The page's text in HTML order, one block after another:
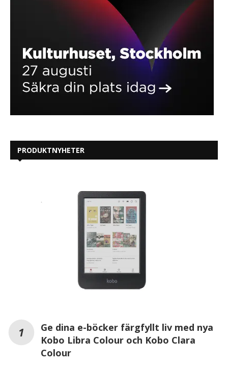
PRODUKTNYHETER
Ge dina e-böcker färgfyllt liv med nya
Kobo Libra Colour och Kobo Clara
Colour